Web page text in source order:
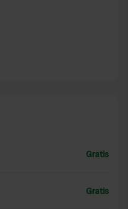
Gratis
Gratis